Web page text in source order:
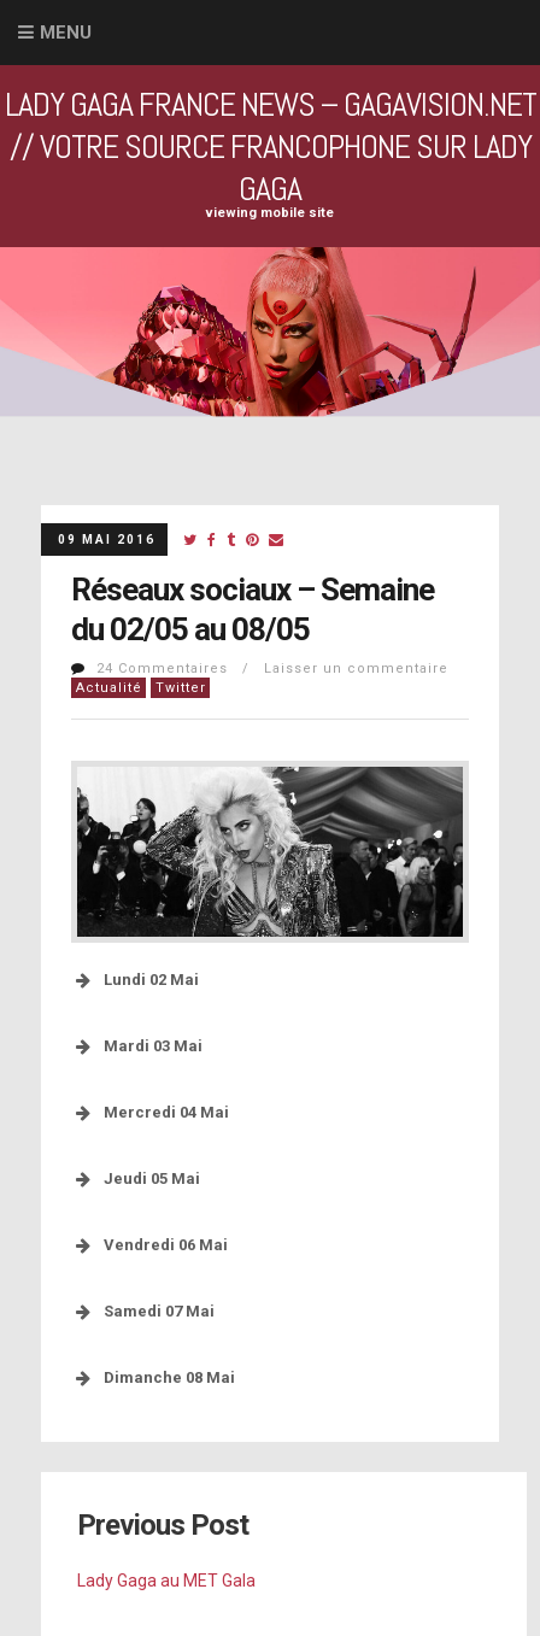
MENU
LADY GAGA FRANCE NEWS – GAGAVISION.NET
// VOTRE SOURCE FRANCOPHONE SUR LADY
GAGA
viewing mobile site
09 MAI 2016
Réseaux sociaux – Semaine
du 02/05 au 08/05
24 Commentaires / Laisser un commentaire
Actualité
Twitter
Lundi 02 Mai
[photo]
[photo]
Mardi 03 Mai
[photo]
Mercredi 04 Mai
[photo]
[photo]
Jeudi 05 Mai
[photo]
http://bit.ly/1NjVfgF
Vendredi 06 Mai
Samedi 07 Mai
[photo]
Dimanche 08 Mai
http://peoplem.ag/JDMaMh2
Previous Post
Lady Gaga au MET Gala